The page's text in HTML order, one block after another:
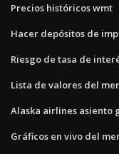
Precios históricos wmt
Hacer depósitos de
Riesgo de tasa de
Lista de valores del
Alaska airlines asiento
Gráficos en vivo del